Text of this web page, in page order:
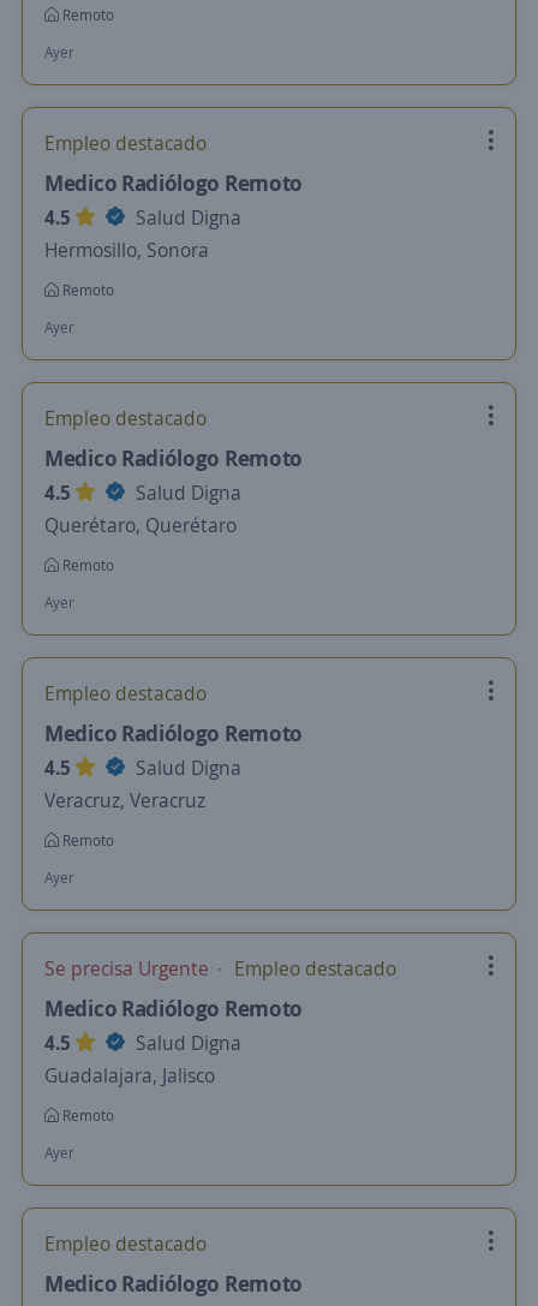
Remoto
Ayer
Empleo destacado
Medico Radiólogo Remoto
4.5
Salud Digna
Hermosillo, Sonora
Remoto
Ayer
Empleo destacado
Medico Radiólogo Remoto
4.5
Salud Digna
Querétaro, Querétaro
Remoto
Ayer
Empleo destacado
Medico Radiólogo Remoto
4.5
Salud Digna
Veracruz, Veracruz
Remoto
Ayer
Se precisa Urgente Empleo destacado
Medico Radiólogo Remoto
4.5
Salud Digna
Guadalajara, Jalisco
Remoto
Ayer
Empleo destacado
Medico Radiólogo Remoto